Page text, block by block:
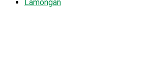
Lamongan